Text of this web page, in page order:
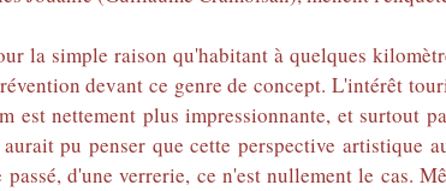
la simple raison qu'habitant à quelques
devant ce genre de concept. L'intérêt
nettement plus impressionnante, et surtout
pu penser que cette perspective artistique
d'une verrerie, ce n'est nullement le cas.